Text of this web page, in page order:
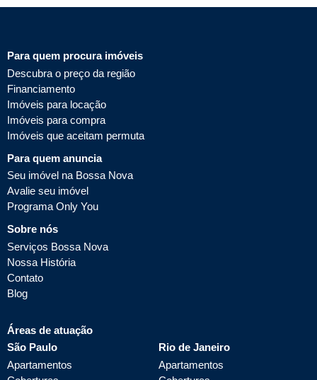
Para quem procura imóveis
Descubra o preço da região
Financiamento
Imóveis para locação
Imóveis para compra
Imóveis que aceitam permuta
Para quem anuncia
Seu imóvel na Bossa Nova
Avalie seu imóvel
Programa Only You
Sobre nós
Serviços Bossa Nova
Nossa História
Contato
Blog
Áreas de atuação
São Paulo
Apartamentos
Rio de Janeiro
Apartamentos